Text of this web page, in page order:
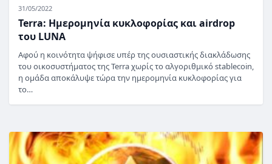
31/05/2022
Terra: Ημερομηνία κυκλοφορίας και airdrop
του LUNA
Αφού η κοινότητα ψήφισε υπέρ της ουσιαστικής διακλάδωσης
του οικοσυστήματος της Terra χωρίς το αλγοριθμικό stablecoin,
η ομάδα αποκάλυψε τώρα την ημερομηνία κυκλοφορίας για
το…